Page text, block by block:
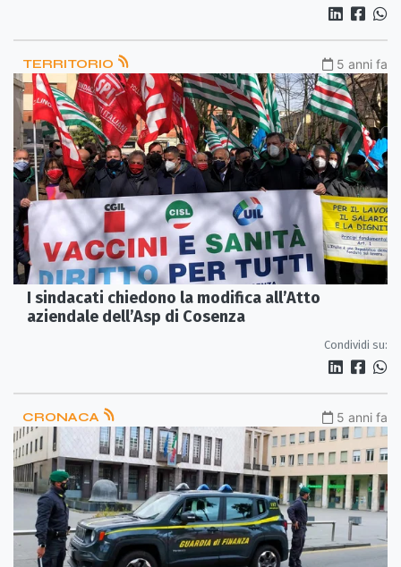
TERRITORIO 5 anni fa
I sindacati chiedono la modifica all’Atto
aziendale dell’Asp di Cosenza
Condividi su:
CRONACA 5 anni fa